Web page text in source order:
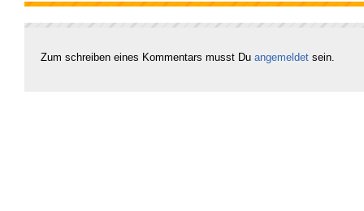
Zum schreiben eines Kommentars musst Du angemeldet sein.